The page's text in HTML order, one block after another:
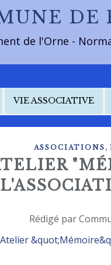
DE
de l'Orne -
VIE ASSOCIATIVE
ASSOCIATIONS ,
Rédigé par